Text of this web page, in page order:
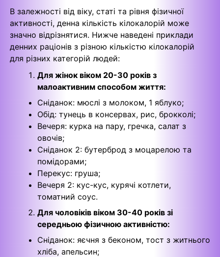
В залежності від віку, статі та рівня фізичної
активності, денна кількість кілокалорій може
значно відрізнятися. Нижче наведені приклади
денних раціонів з різною кількістю кілокалорій
для різних категорій людей:
Для жінок віком 20-30 років з
малоактивним способом життя:
Сніданок: мюслі з молоком, 1 яблуко;
Обід: тунець в консервах, рис, брокколі;
Вечеря: курка на пару, гречка, салат з
овочів;
Сніданок 2: бутерброд з моцарелою та
помідорами;
Перекус: груша;
Вечеря 2: кус-кус, курячі котлети,
томатний соус.
Для чоловіків віком 30-40 років зі
середньою фізичною активністю:
Сніданок: яєчня з беконом, тост з житнього
хліба, апельсин;